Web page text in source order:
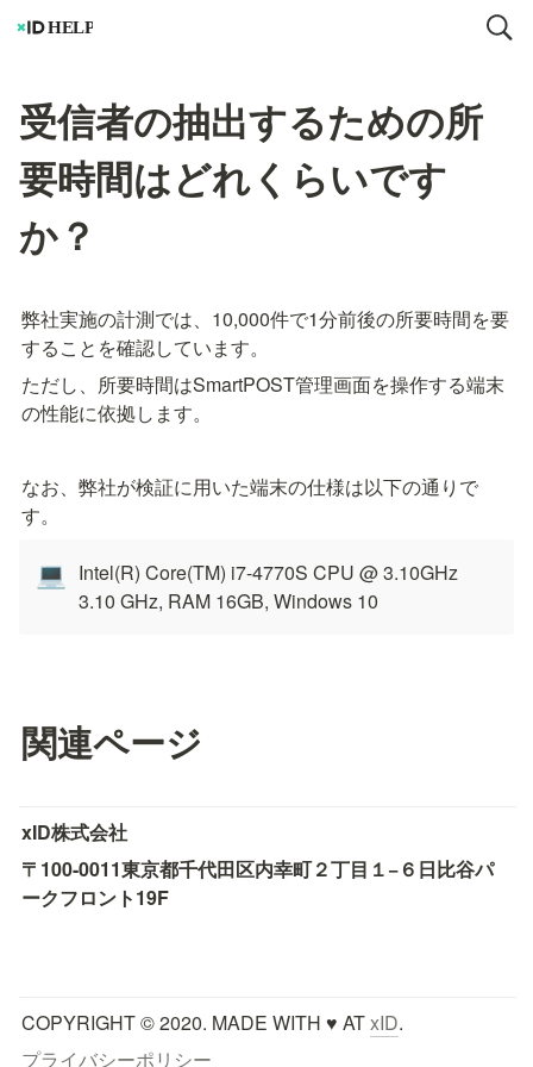
受信者の抽出するための所
要時間はどれくらいです
か？
弊社実施の計測では、10,000件で1分前後の所要時間を要
することを確認しています。
ただし、所要時間はSmartPOST管理画面を操作する端末
の性能に依拠します。
なお、弊社が検証に用いた端末の仕様は以下の通りで
す。
💻
Intel(R) Core(TM) i7-4770S CPU @ 3.10GHz
3.10 GHz, RAM 16GB, Windows 10
関連ページ
xID株式会社
〒100-0011東京都千代田区内幸町２丁目１−６ 日比谷パ
ークフロント19F
COPYRIGHT © 2020. MADE WITH ♥ AT xID.
プライバシーポリシー